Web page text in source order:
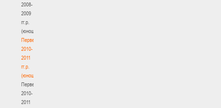
2008-
2009
гг.р.
(юноши)
Первенство
2010-
2011
гг.р.
(юноши)
Первенство
2010-
2011